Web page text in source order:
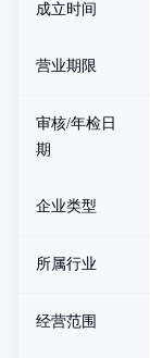
成立时间
营业期限
审核/年检日
期
企业类型
所属行业
经营范围